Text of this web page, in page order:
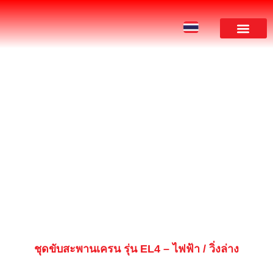
ชุดขับสะพานเครน รุ่น EL4 – ไฟฟ้า / วิ่งล่าง